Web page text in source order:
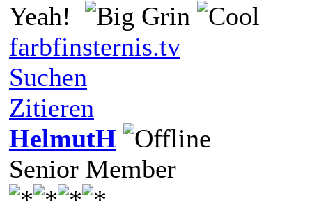
Yeah!
farbfinsternis.tv
Suchen
Zitieren
HelmutH
Senior Member